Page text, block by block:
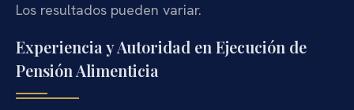
Los resultados pueden variar.
Experiencia y Autoridad en Ejecución de
Pensión Alimenticia